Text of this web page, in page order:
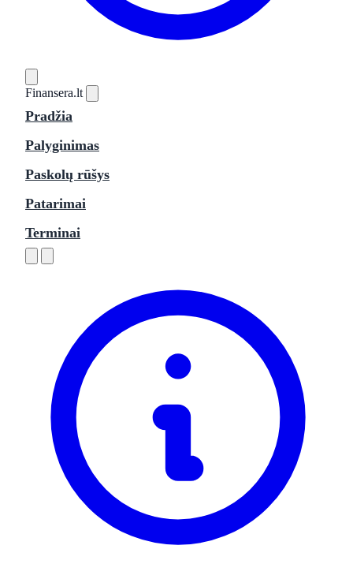
Finansera.lt
Pradžia
Palyginimas
Paskolų rūšys
Patarimai
Terminai